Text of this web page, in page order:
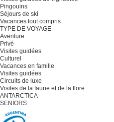
Pingouins
Séjours de ski
Vacances tout compris
TYPE DE VOYAGE
Aventure
Privé
Visites guidées
Culturel
Vacances en famille
Visites guidées
Circuits de luxe
Visites de la faune et de la flore
ANTARCTICA
SENIORS